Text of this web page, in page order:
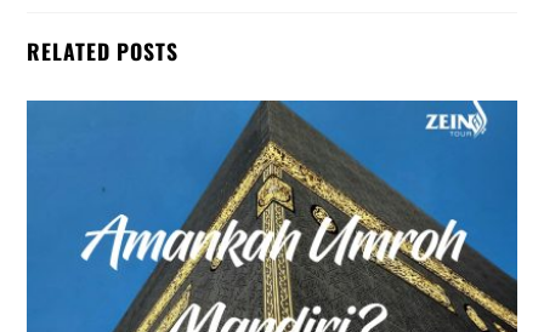
RELATED POSTS